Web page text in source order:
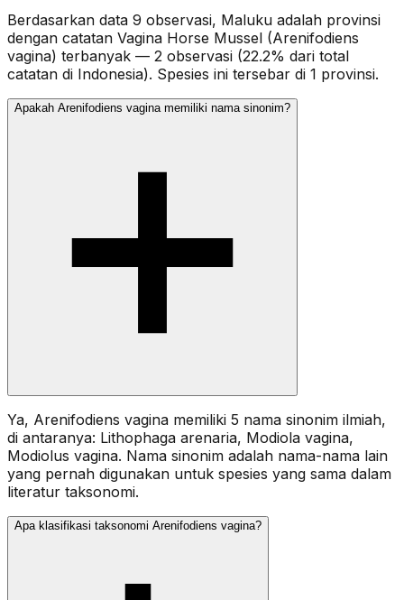
Berdasarkan data 9 observasi, Maluku adalah provinsi
dengan catatan Vagina Horse Mussel (Arenifodiens
vagina) terbanyak — 2 observasi (22.2% dari total
catatan di Indonesia). Spesies ini tersebar di 1 provinsi.
Apakah Arenifodiens vagina memiliki nama sinonim?
Ya, Arenifodiens vagina memiliki 5 nama sinonim ilmiah,
di antaranya: Lithophaga arenaria, Modiola vagina,
Modiolus vagina. Nama sinonim adalah nama-nama lain
yang pernah digunakan untuk spesies yang sama dalam
literatur taksonomi.
Apa klasifikasi taksonomi Arenifodiens vagina?